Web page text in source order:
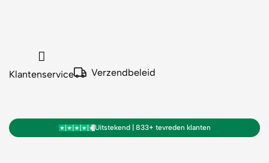
Klantenservice Verzendbeleid
Uitstekend | 833+ tevreden klanten